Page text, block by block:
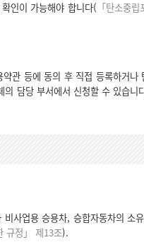
인이 가능해야 합니다( 「탄소중
관 등에 동의 후 직접 등록하거나
담당 부서에서 신청할 수 있습니
사업용 승용차, 승합자동차의 소
규정」 제13조).